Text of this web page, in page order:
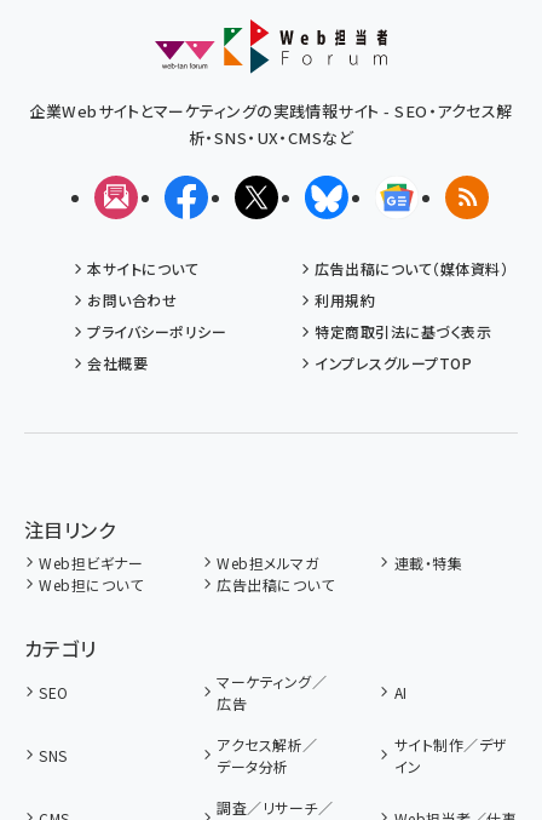
企業Webサイトとマーケティングの実践情報サイト - SEO・アクセス解
析・SNS・UX・CMSなど
メルマガFacebookX(エックス)BlueskyGoogleニュ
RSS
本サイトについて
広告出稿について（媒体資料）
お問い合わせ
利用規約
プライバシーポリシー
特定商取引法に基づく表示
会社概要
インプレスグループTOP
注目リンク
Web担ビギナー Web担メルマガ
連載・特集
Web担について
広告出稿について
カテゴリ
SEO
マーケティング／
広告
AI
SNS
アクセス解析／
データ分析
サイト制作／デザ
イン
調査／リサーチ／